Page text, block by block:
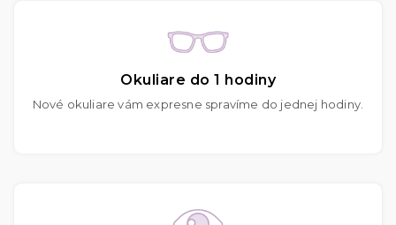
Okuliare do 1 hodiny
Nové okuliare vám expresne spravíme do jednej hodiny.